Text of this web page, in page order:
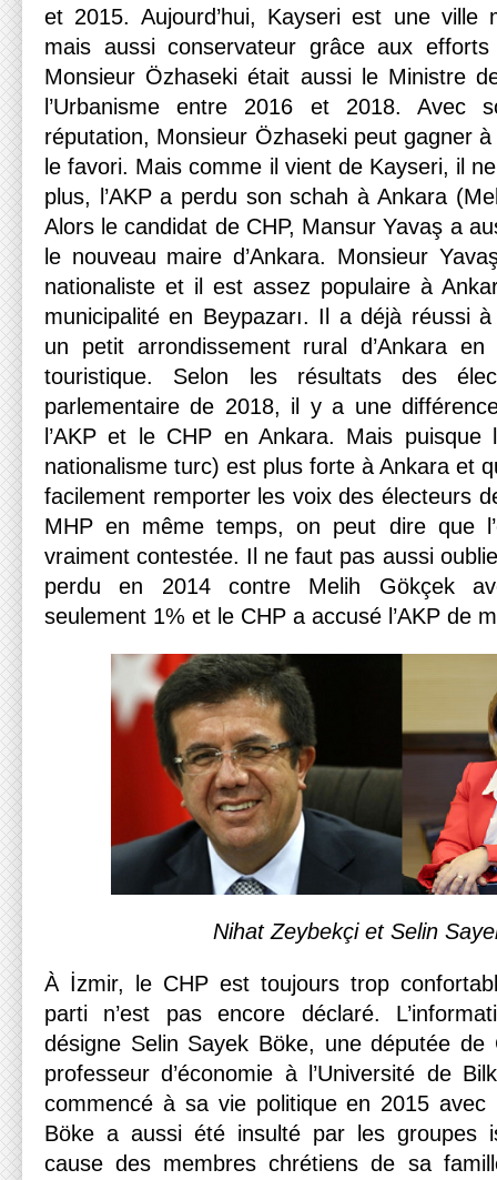
et 2015. Aujourd’hui, Kayseri est une ville
mais aussi conservateur grâce aux
Monsieur Özhaseki était aussi le Ministre
l’Urbanisme entre 2016 et 2018. Avec
réputation, Monsieur Özhaseki peut gagner
le favori. Mais comme il vient de Kayseri, il
plus, l’AKP a perdu son schah à Ankara
Alors le candidat de CHP, Mansur Yavaş a
le nouveau maire d’Ankara. Monsieur
nationaliste et il est assez populaire à
municipalité en Beypazarı. Il a déjà réussi
un petit arrondissement rural d’Ankara
touristique. Selon les résultats des
parlementaire de 2018, il y a une
l’AKP et le CHP en Ankara. Mais
nationalisme turc) est plus forte à Ankara et
facilement remporter les voix des électeurs
MHP en même temps, on peut dire que
vraiment contestée. Il ne faut pas aussi
perdu en 2014 contre Melih Gökçek
seulement 1% et le CHP a accusé l’AKP de
Nihat Zeybekçi et Selin
À İzmir, le CHP est toujours trop
parti n’est pas encore déclaré.
désigne Selin Sayek Böke, une députée de
professeur d’économie à l’Université de
commencé à sa vie politique en 2015 avec
Böke a aussi été insulté par les groupes
cause des membres chrétiens de sa